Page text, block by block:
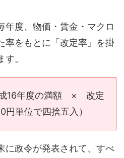
年度、物価・賃金・マクロ
率をもとに「改定率」を掛
。
成16年度の満額 × 改定
単位で四捨五入）
に政令が発表されて、すべ